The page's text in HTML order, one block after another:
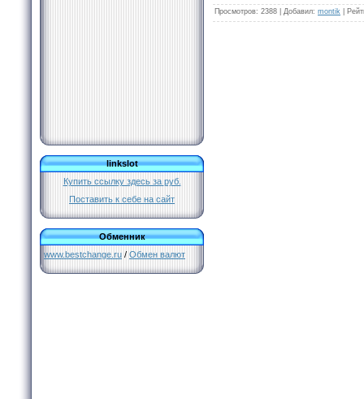
linkslot
Купить ссылку здесь за руб.
Поставить к себе на сайт
Обменник
www.bestchange.ru / Обмен валют
Просмотров: 2388 | Добавил: montik